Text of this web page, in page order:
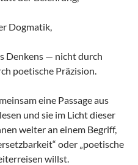
Dogmatik,
Denkens — nicht durch
poetische Präzision.
eine Passage aus
und sie im Licht dieser
weiter an einem Begriff,
oder „poetische
willst.